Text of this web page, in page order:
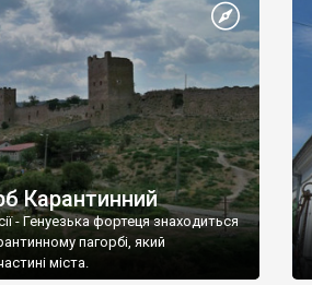
Карантинний
- Генуезька фортеця знаходиться
пагорбі, який
міста.